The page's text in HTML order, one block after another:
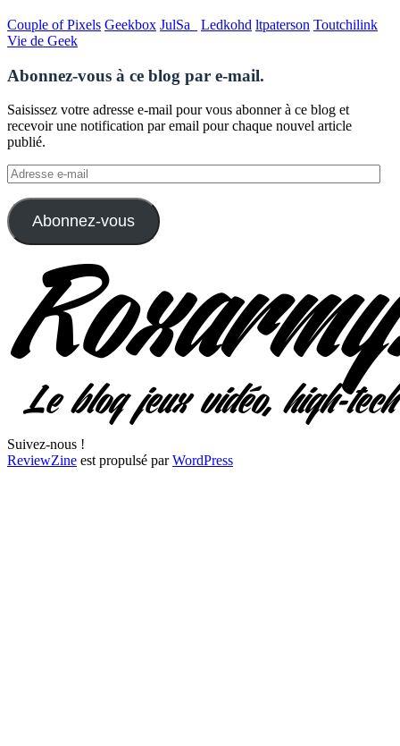
Couple of Pixels Geekbox JulSa_ Ledkohd ltpaterson Toutchilink
Vie de Geek
Abonnez-vous à ce blog par e-mail.
Saisissez votre adresse e-mail pour vous abonner à ce blog et
recevoir une notification par email pour chaque nouvel article
publié.
Adresse
e-
mail
Abonnez-vous
Suivez-nous !
ReviewZine est propulsé parWordPress